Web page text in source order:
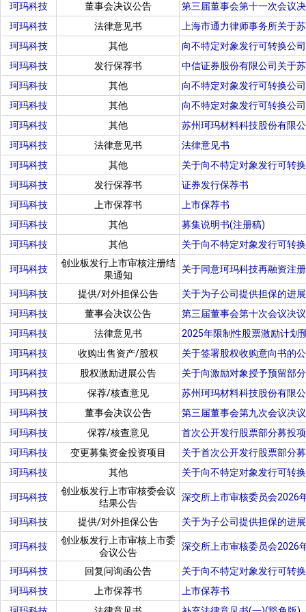
珂玛科技
董事会决议公告
第三届董事会第十一次会议
珂玛科技
法律意见书
上海市通力律师事务所关于
珂玛科技
其他
向不特定对象发行可转换公
珂玛科技
发行保荐书
中信证券股份有限公司关于
珂玛科技
其他
向不特定对象发行可转换公
珂玛科技
其他
向不特定对象发行可转换公
珂玛科技
其他
苏州珂玛材料科技股份有限
珂玛科技
法律意见书
法律意见书
珂玛科技
其他
关于向不特定对象发行可转
珂玛科技
发行保荐书
证券发行保荐书
珂玛科技
上市保荐书
上市保荐书
珂玛科技
其他
募集说明书(注册稿)
珂玛科技
其他 关于向不特定对象发行可转
珂玛科技
创业板发行上市审核注册结
果通知
关于同意珂玛科技再融资注
珂玛科技 提供/对外担保公告
关于为子公司提供担保的进
珂玛科技
董事会决议公告
第三届董事会第十次会议决
珂玛科技
法律意见书
2025年限制性股票激励计划
珂玛科技
收购出售资产/股权
关于签署股权收购意向书的
珂玛科技
股权激励进展公告
关于向激励对象授予预留部
珂玛科技
保荐/核查意见
苏州珂玛材料科技股份有限
珂玛科技
董事会决议公告
第三届董事会第九次会议决
珂玛科技
保荐/核查意见
首次公开发行股票部分募投
珂玛科技
变更募集资金投资项目
关于首次公开发行股票部分
珂玛科技
其他 关于向不特定对象发行可转
珂玛科技
创业板发行上市审核委会议
结果公告
深交所上市审核委员会2026
珂玛科技 提供/对外担保公告 关于为子公司提供担保的进
珂玛科技
创业板发行上市审核上市委
会议公告
深交所上市审核委员会2026
珂玛科技 回复问询函公告
关于向不特定对象发行可转
珂玛科技
上市保荐书
上市保荐书